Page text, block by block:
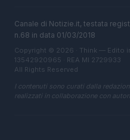
Canale di Notizie.it, testata
n.68 in data 01/03/2018
Copyright © 2026 · Think — Edito
13542920965 · REA MI 2729933
All Rights Reserved
I contenuti sono curati dalla
realizzati in collaborazione con